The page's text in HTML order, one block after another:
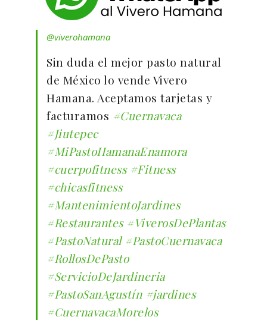
@viverohamana
Sin duda el mejor pasto natural
de México lo vende Vivero
Hamana. Aceptamos tarjetas y
facturamos #Cuernavaca
#Jiutepec
#MiPastoHamanaEnamora
#cuerpofitness #Fitness
#chicasfitness
#MantenimientoJardines
#Restaurantes #ViverosDePlantas
#PastoNatural #PastoCuernavaca
#RollosDePasto
#ServicioDeJardineria
#PastoSanAgustín #jardines
#CuernavacaMorelos